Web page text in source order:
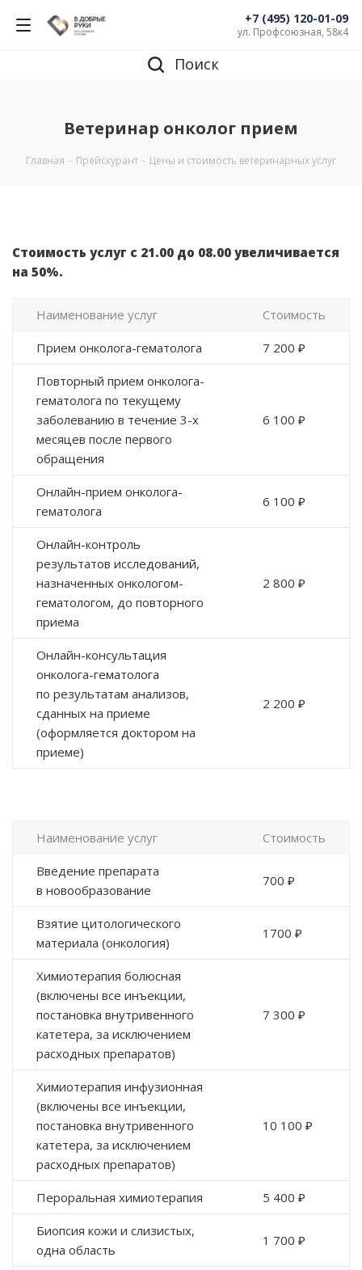
+7 (495) 120-01-09
ул. Профсоюзная, 58к4
Поиск
Ветеринар онколог прием
Главная - Прейскурант - Цены и стоимость ветеринарных услуг
Стоимость услуг с 21.00 до 08.00 увеличивается
на 50%.
Наименование услуг Стоимость
Прием онколога-гематолога 7 200 ₽
Повторный прием онколога-
гематолога по текущему
заболеванию в течение 3-х
месяцев после первого
обращения
6 100 ₽
Онлайн-прием онколога-
гематолога
6 100 ₽
Онлайн-контроль
результатов исследований,
назначенных онкологом-
гематологом, до повторного
приема
2 800 ₽
Онлайн-консультация
онколога-гематолога
по результатам анализов,
сданных на приеме
(оформляется доктором на
приеме)
2 200 ₽
Наименование услуг Стоимость
Введение препарата
в новообразование
700 ₽
Взятие цитологического
материала (онкология)
1700 ₽
Химиотерапия болюсная
(включены все инъекции,
постановка внутривенного
катетера, за исключением
расходных препаратов)
7 300 ₽
Химиотерапия инфузионная
(включены все инъекции,
постановка внутривенного
катетера, за исключением
расходных препаратов)
10 100 ₽
Пероральная химиотерапия 5 400 ₽
Биопсия кожи и слизистых,
одна область
1 700 ₽